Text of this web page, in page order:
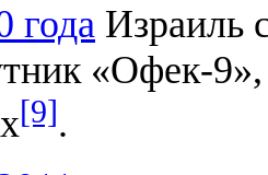
года Израиль
«Офек-
[9].